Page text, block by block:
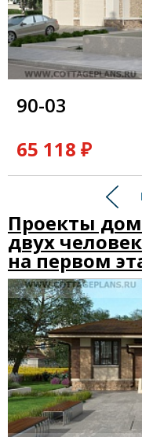
90-03
65 118 ₽
Проекты
двух
на первом